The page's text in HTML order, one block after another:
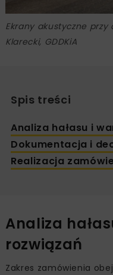
Ekrany akustyczne przy
Klarecki, GDDKiA
Spis treści
Analiza hałasu i
Dokumentacja i
Realizacja
Analiza
rozwiązań
Zakres zamówienia